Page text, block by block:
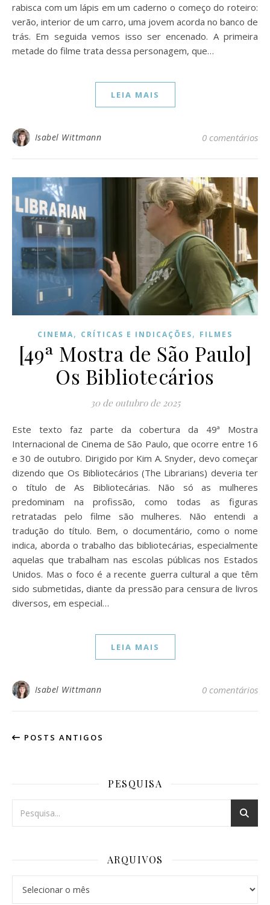
rabisca com um lápis em um caderno o começo do roteiro:
verão, interior de um carro, uma jovem acorda no banco de
trás. Em seguida vemos isso ser encenado. A primeira
metade do filme trata dessa personagem, que…
LEIA MAIS
Isabel Wittmann 0 comentários
CINEMA, CRÍTICAS E INDICAÇÕES, FILMES
[49ª Mostra de São Paulo]
Os Bibliotecários
30 de outubro de 2025
Este texto faz parte da cobertura da 49ª Mostra
Internacional de Cinema de São Paulo, que ocorre entre 16
e 30 de outubro. Dirigido por Kim A. Snyder, devo começar
dizendo que Os Bibliotecários (The Librarians) deveria ter
o título de As Bibliotecárias. Não só as mulheres
predominam na profissão, como todas as figuras
retratadas pelo filme são mulheres. Não entendi a
tradução do título. Bem, o documentário, como o nome
indica, aborda o trabalho das bibliotecárias, especialmente
aquelas que trabalham nas escolas públicas nos Estados
Unidos. Mas o foco é a recente guerra cultural a que têm
sido submetidas, diante da pressão para censura de livros
diversos, em especial…
LEIA MAIS
Isabel Wittmann 0 comentários
POSTS ANTIGOS
PESQUISA
ARQUIVOS